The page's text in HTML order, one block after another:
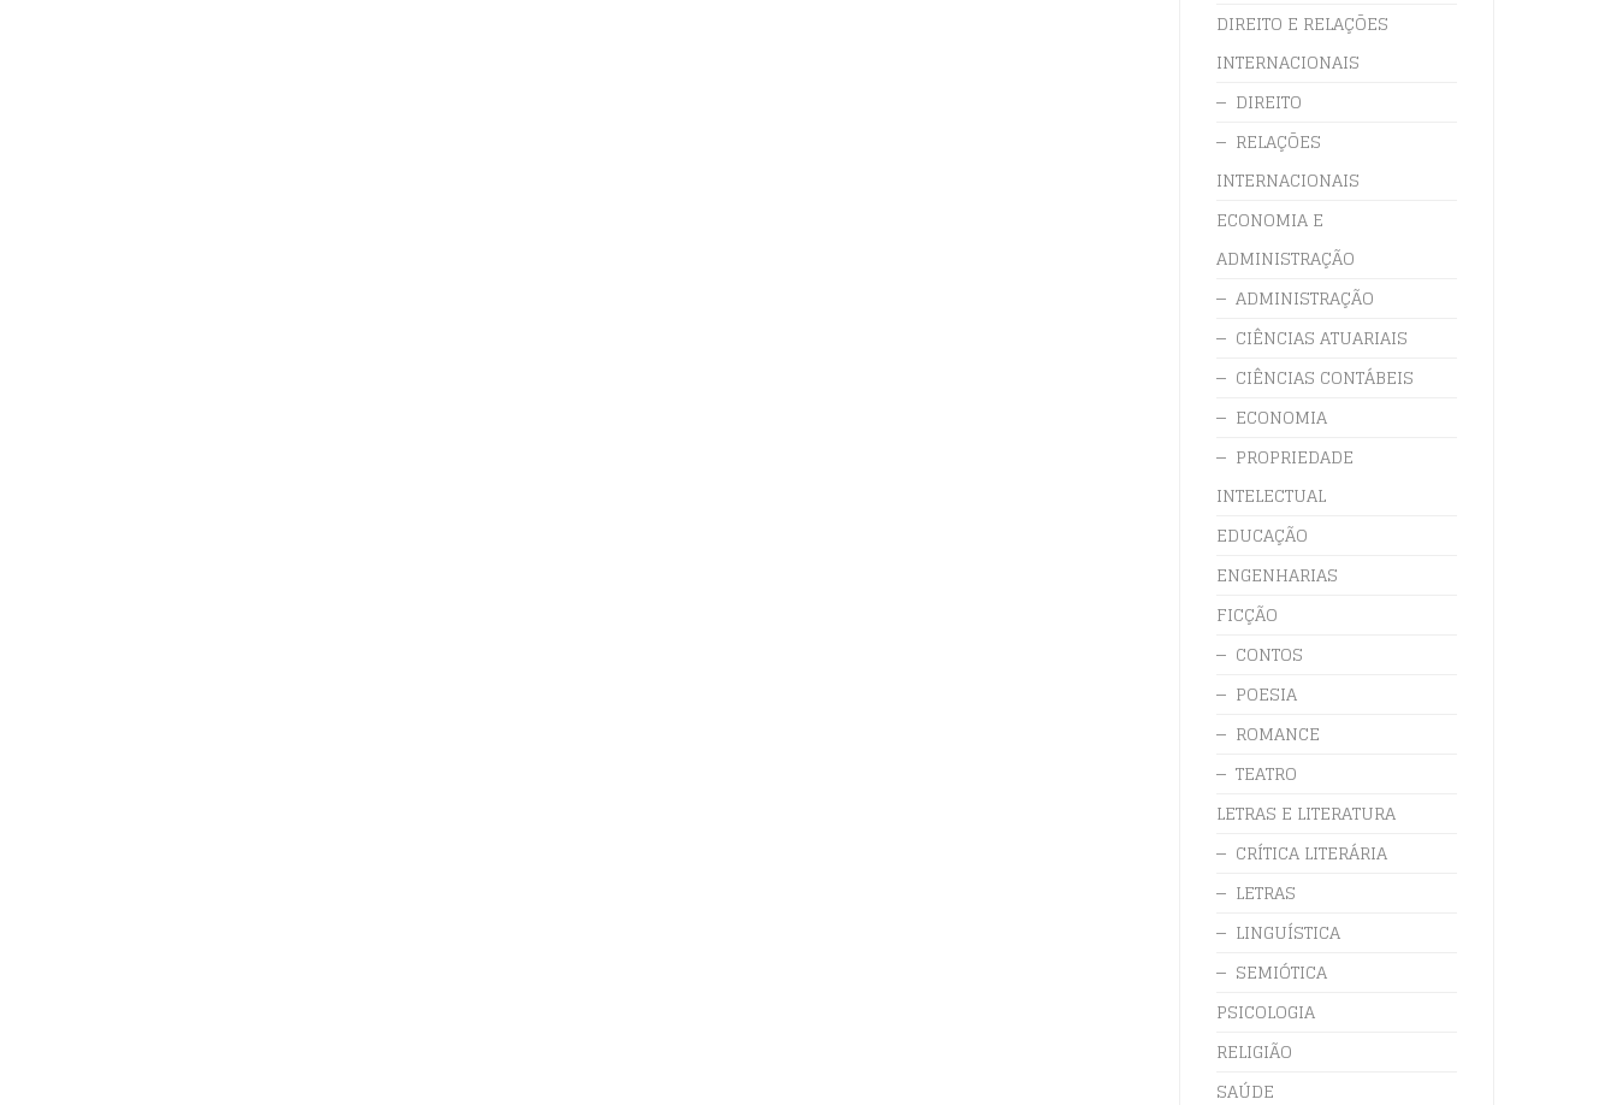
DIREITO E RELAÇÕES
INTERNACIONAIS
DIREITO
RELAÇÕES
INTERNACIONAIS
ECONOMIA E
ADMINISTRAÇÃO
ADMINISTRAÇÃO
CIÊNCIAS ATUARIAIS
CIÊNCIAS CONTÁBEIS
ECONOMIA
PROPRIEDADE
INTELECTUAL
EDUCAÇÃO
ENGENHARIAS
FICÇÃO
CONTOS
POESIA
ROMANCE
TEATRO
LETRAS E LITERATURA
CRÍTICA LITERÁRIA
LETRAS
LINGUÍSTICA
SEMIÓTICA
PSICOLOGIA
RELIGIÃO
SAÚDE